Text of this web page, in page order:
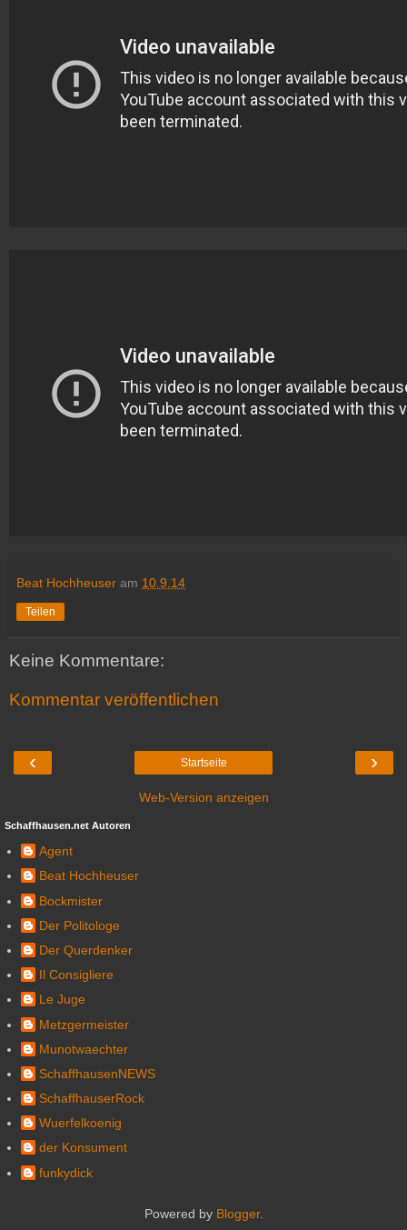
Beat Hochheuser am 10.9.14
Teilen
Keine Kommentare:
Kommentar veröffentlichen
‹ ›
Startseite
Web-Version anzeigen
Schaffhausen.net Autoren
Agent
Beat Hochheuser
Bockmister
Der Politologe
Der Querdenker
Il Consigliere
Le Juge
Metzgermeister
Munotwaechter
SchaffhausenNEWS
SchaffhauserRock
Wuerfelkoenig
der Konsument
funkydick
Powered by Blogger.